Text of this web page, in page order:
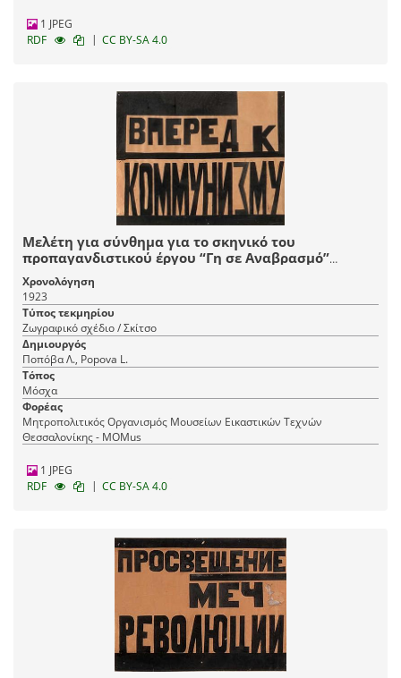
1 JPEG
RDF
| CC BY-SA 4.0
Μελέτη για σύνθημα για το σκηνικό του
προπαγανδιστικού έργου “Γη σε Αναβρασμό”
βασισμένου στη “Νύχτα” του Μαρσέλ Μαρτίν σε
μετάφραση του Σεργκέι Γκοροντέτσκι και επιμέλεια
του Σεργκέι Τρετιακόφ και σκηνοθεσία του
Βσέβολοντ Μέγιερχολντ, GosTIM, Μόσχα
Χρονολόγηση
1923
Τύπος τεκμηρίου
Ζωγραφικό σχέδιο / Σκίτσο
Δημιουργός
Ποπόβα Λ., Popova L.
Τόπος
Μόσχα
Φορέας
Μητροπολιτικός Οργανισμός Μουσείων Εικαστικών Τεχνών
Θεσσαλονίκης - MOMus
1 JPEG
RDF
| CC BY-SA 4.0